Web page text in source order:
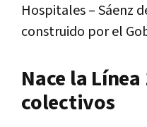
Hospitales – Sáenz
construido por el
Nace la Línea
colectivos